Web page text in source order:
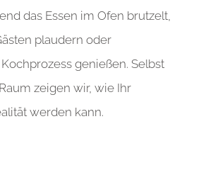
das Essen im Ofen brutzelt,
plaudern oder
genießen. Selbst
zeigen wir, wie Ihr
werden kann.